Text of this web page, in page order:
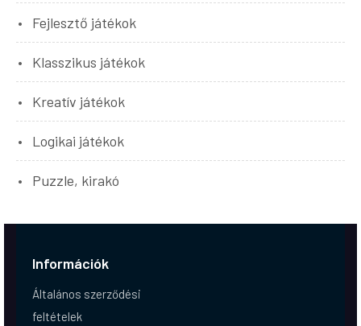
Fejlesztő játékok
Klasszikus játékok
Kreatív játékok
Logikai játékok
Puzzle, kirakó
Információk
Általános szerződési
feltételek